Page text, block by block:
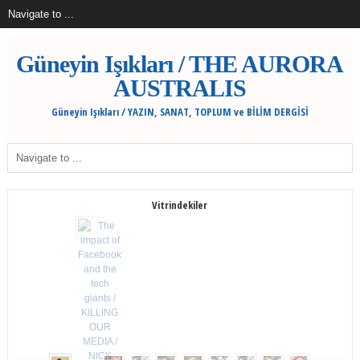
Güneyin Işıkları / THE AURORA
AUSTRALIS
Güneyin Işıkları / YAZIN, SANAT, TOPLUM ve BİLİM DERGİSİ
Vitrindekiler